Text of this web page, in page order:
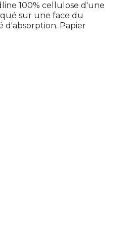
100% cellulose d'une
sur une face du
d'absorption. Papier